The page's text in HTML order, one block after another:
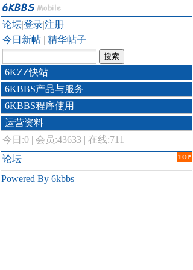
论坛|登录|注册
今日新帖 | 精华帖子
6KZZ快站
6KBBS产品与服务
6KBBS程序使用
运营资料
今日:0 | 会员:43633 | 在线:711
TOP
论坛
Powered By 6kbbs